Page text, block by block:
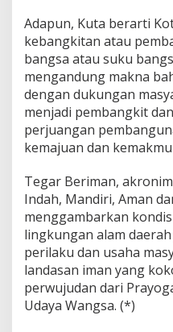
Adapun, Kuta berarti
kebangkitan atau
bangsa atau suku
mengandung makna
dengan dukungan
menjadi pembangkit
perjuangan
kemajuan dan
Tegar Beriman,
Indah, Mandiri, Aman
menggambarkan
lingkungan alam
perilaku dan usaha
landasan iman yang
perwujudan dari
Udaya Wangsa. (*)